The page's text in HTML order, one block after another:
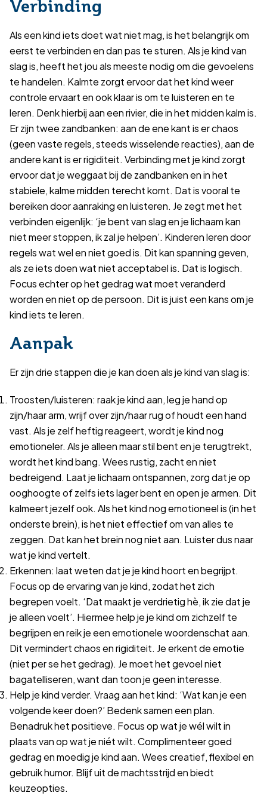
Verbinding
Als een kind iets doet wat niet mag, is het belangrijk om
eerst te verbinden en dan pas te sturen. Als je kind van
slag is, heeft het jou als meeste nodig om die gevoelens
te handelen. Kalmte zorgt ervoor dat het kind weer
controle ervaart en ook klaar is om te luisteren en te
leren. Denk hierbij aan een rivier, die in het midden kalm is.
Er zijn twee zandbanken: aan de ene kant is er chaos
(geen vaste regels, steeds wisselende reacties), aan de
andere kant is er rigiditeit. Verbinding met je kind zorgt
ervoor dat je weggaat bij de zandbanken en in het
stabiele, kalme midden terecht komt. Dat is vooral te
bereiken door aanraking en luisteren. Je zegt met het
verbinden eigenlijk: ‘je bent van slag en je lichaam kan
niet meer stoppen, ik zal je helpen’. Kinderen leren door
regels wat wel en niet goed is. Dit kan spanning geven,
als ze iets doen wat niet acceptabel is. Dat is logisch.
Focus echter op het gedrag wat moet veranderd
worden en niet op de persoon. Dit is juist een kans om je
kind iets te leren.
Aanpak
Er zijn drie stappen die je kan doen als je kind van slag is:
Troosten/luisteren: raak je kind aan, leg je hand op
zijn/haar arm, wrijf over zijn/haar rug of houdt een hand
vast. Als je zelf heftig reageert, wordt je kind nog
emotioneler. Als je alleen maar stil bent en je terugtrekt,
wordt het kind bang. Wees rustig, zacht en niet
bedreigend. Laat je lichaam ontspannen, zorg dat je op
ooghoogte of zelfs iets lager bent en open je armen. Dit
kalmeert jezelf ook. Als het kind nog emotioneel is (in het
onderste brein), is het niet effectief om van alles te
zeggen. Dat kan het brein nog niet aan. Luister dus naar
wat je kind vertelt.
Erkennen: laat weten dat je je kind hoort en begrijpt.
Focus op de ervaring van je kind, zodat het zich
begrepen voelt. ‘Dat maakt je verdrietig hè, ik zie dat je
je alleen voelt’. Hiermee help je je kind om zichzelf te
begrijpen en reik je een emotionele woordenschat aan.
Dit vermindert chaos en rigiditeit. Je erkent de emotie
(niet per se het gedrag). Je moet het gevoel niet
bagatelliseren, want dan toon je geen interesse.
Help je kind verder. Vraag aan het kind: ‘Wat kan je een
volgende keer doen?’ Bedenk samen een plan.
Benadruk het positieve. Focus op wat je wél wilt in
plaats van op wat je niét wilt. Complimenteer goed
gedrag en moedig je kind aan. Wees creatief, flexibel en
gebruik humor. Blijf uit de machtsstrijd en biedt
keuzeopties.